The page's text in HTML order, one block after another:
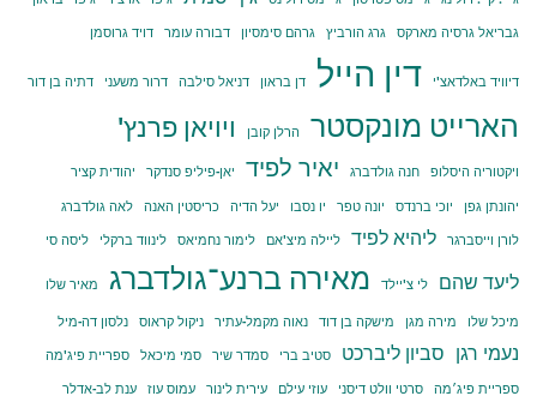
גבריאל גרסיה מארקס
גרג הורביץ גרהם סימסיון דבורה עומר דויד גרוסמן
דיוויד באלדאצ'י דין הייל דן בראון דניאל סילבה דרור משעני דתיה בן דור
הארייט מונקסטר הרלן קובן ויויאן פרנץ'
ויקטוריה היסלופ חנה גולדברג יאיר לפיד יאן-פיליפ סנדקר יהודית קציר
יהונתן גפן יוכי ברנדס יונה טפר יו נסבו יעל הדיה כריסטין האנה
לאה גולדברג
לורן וייסברגר
ליהיא לפיד ליילה מיצ'אם לימור נחמיאס לינווד ברקלי ליסה סי
ליעד שהם לי צ'יילד מאירה ברנע־גולדברג מאיר שלו
מיכל שלו מירה מגן מישקה בן דוד נאוה מקמל-עתיר ניקול קראוס נלסון דה-מיל
נעמי רגן סביון ליברכט סטיב ברי סמדר שיר סמי מיכאל
ספריית פיג'מה
ספריית פיג׳מה
סרטי וולט דיסני עוזי עילם עירית לינור עמוס עוז
ענת לב-אדלר